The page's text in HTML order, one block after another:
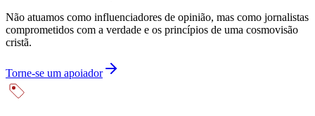
Não atuamos como influenciadores de opinião, mas como jornalistas
comprometidos com a verdade e os princípios de uma cosmovisão
cristã.
Torne-se um apoiador